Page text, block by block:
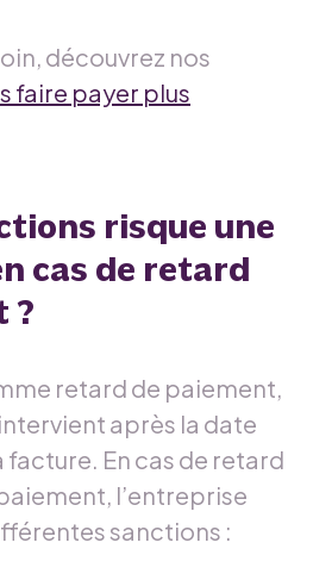
découvrez nos
faire payer plus
risque une
cas de retard
?
retard de paiement,
après la date
facture. En cas de retard
l’entreprise
sanctions :